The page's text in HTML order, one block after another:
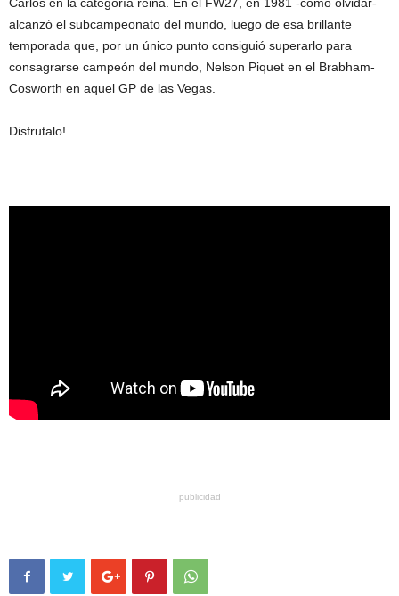
Carlos en la categoría reina. En el FW27, en 1981 -como olvidar-
alcanzó el subcampeonato del mundo, luego de esa brillante
temporada que, por un único punto consiguió superarlo para
consagrarse campeón del mundo, Nelson Piquet en el Brabham-
Cosworth en aquel GP de las Vegas.
Disfrutalo!
publicidad